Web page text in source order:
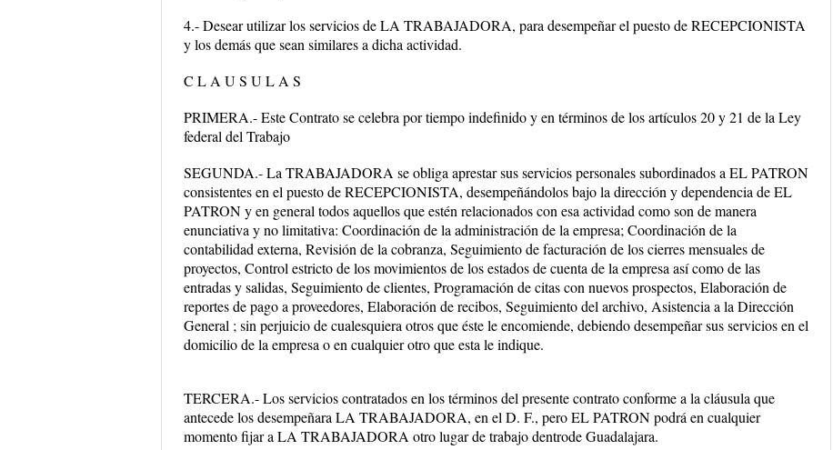
4.- Desear utilizar los servicios de LA TRABAJADORA, para desempeñar el puesto de RECEPCIONISTA
y los demás que sean similares a dicha actividad.
C L A U S U L A S
PRIMERA.- Este Contrato se celebra por tiempo indefinido y en términos de los artículos 20 y 21 de la Ley
federal del Trabajo
SEGUNDA.- La TRABAJADORA se obliga aprestar sus servicios personales subordinados a EL PATRON
consistentes en el puesto de RECEPCIONISTA, desempeñándolos bajo la dirección y dependencia de EL
PATRON y en general todos aquellos que estén relacionados con esa actividad como son de manera
enunciativa y no limitativa: Coordinación de la administración de la empresa; Coordinación de la
contabilidad externa, Revisión de la cobranza, Seguimiento de facturación de los cierres mensuales de
proyectos, Control estricto de los movimientos de los estados de cuenta de la empresa así como de las
entradas y salidas, Seguimiento de clientes, Programación de citas con nuevos prospectos, Elaboración de
reportes de pago a proveedores, Elaboración de recibos, Seguimiento del archivo, Asistencia a la Dirección
General ; sin perjuicio de cualesquiera otros que éste le encomiende, debiendo desempeñar sus servicios en el
domicilio de la empresa o en cualquier otro que esta le indique.
TERCERA.- Los servicios contratados en los términos del presente contrato conforme a la cláusula que
antecede los desempeñara LA TRABAJADORA, en el D. F., pero EL PATRON podrá en cualquier
momento fijar a LA TRABAJADORA otro lugar de trabajo dentrode Guadalajara.